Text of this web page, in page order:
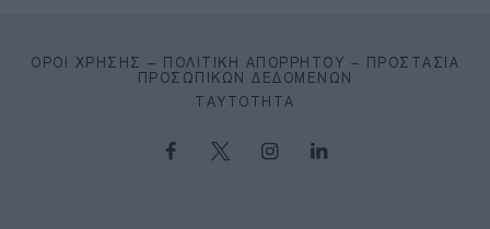
ΌΡΟΙ ΧΡΉΣΗΣ – ΠΟΛΙΤΙΚΉ ΑΠΟΡΡΉΤΟΥ – ΠΡΟΣΤΑΣΊΑ
ΠΡΟΣΩΠΙΚΏΝ ΔΕΔΟΜΈΝΩΝ
ΤΑΥΤΌΤΗΤΑ